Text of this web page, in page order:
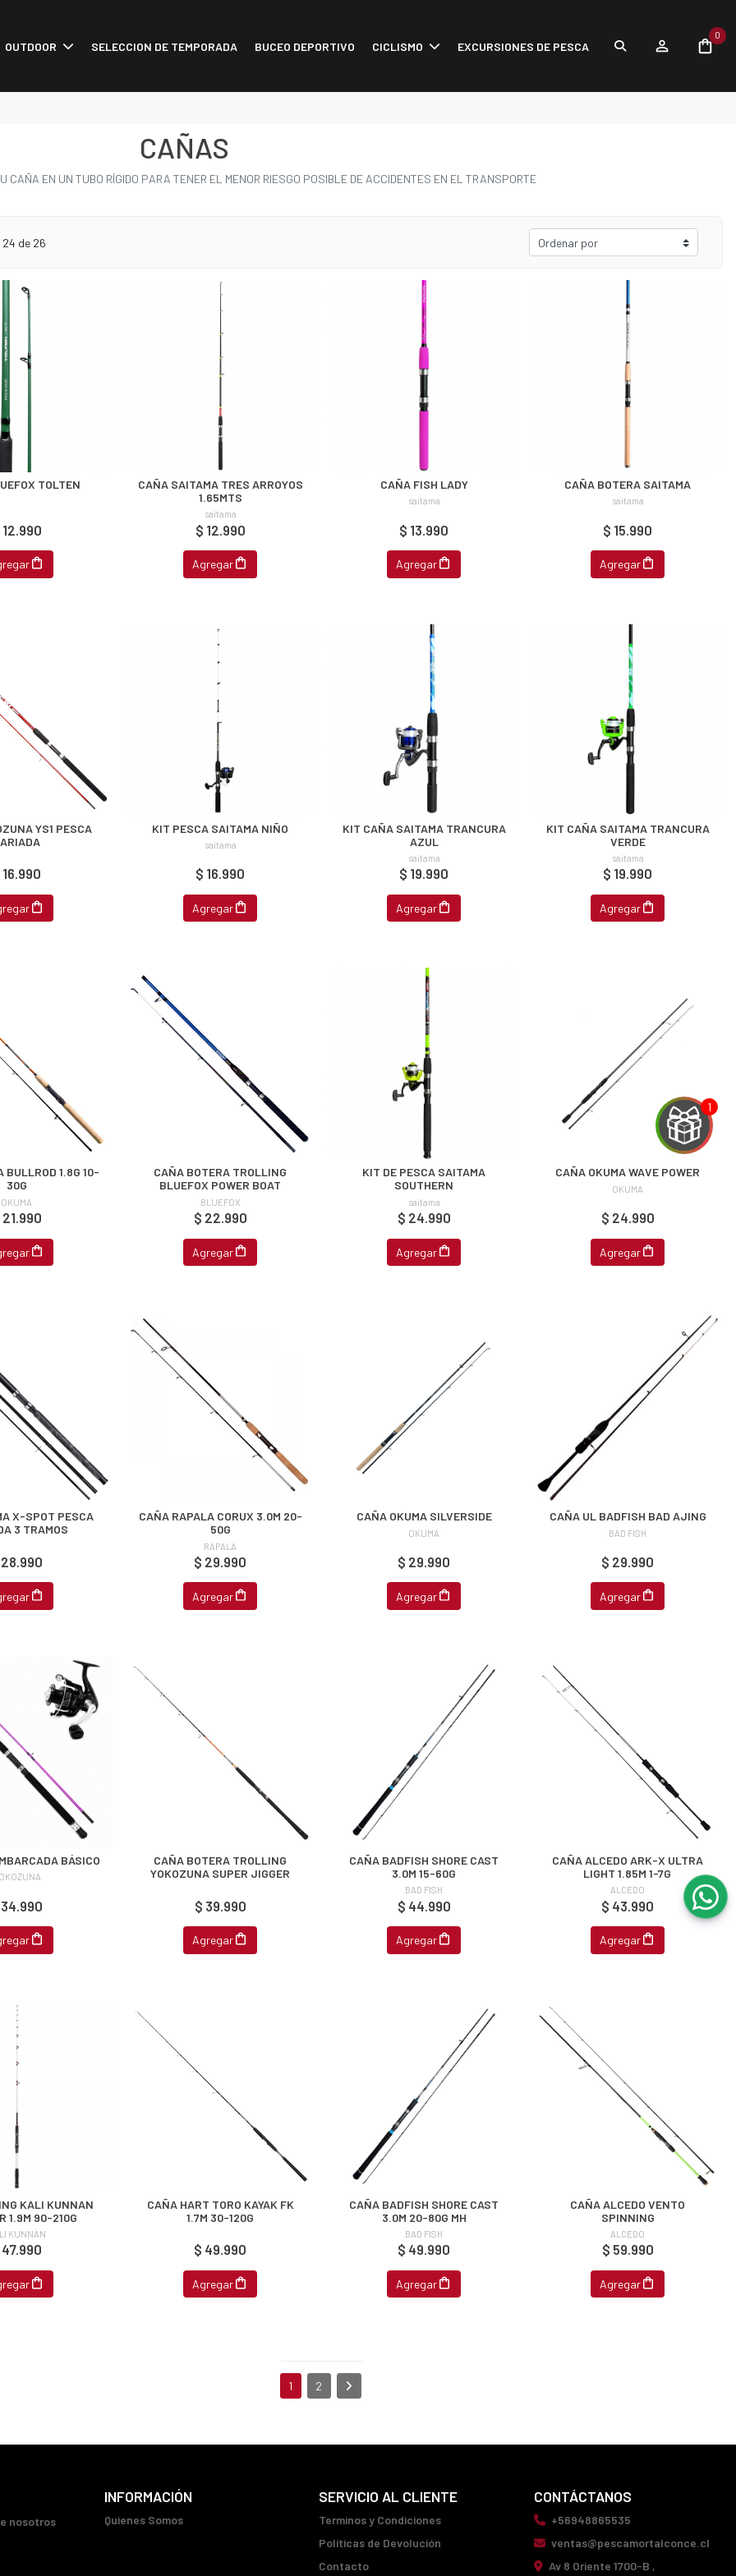
OUTDOOR SELECCION DE TEMPORADA BUCEO DEPORTIVO CICLISMO EXCURSIONES DE PESCA
0
CAÑAS
CAÑA EN UN TUBO RÍGIDO PARA TENER EL MENOR RIESGO POSIBLE DE ACCIDENTES EN EL TRANSPORTE
24 de 26
TOLTEN
12.990
CAÑA SAITAMA TRES ARROYOS
1.65MTS
saitama
$ 12.990
Agregar
CAÑA FISH LADY
saitama
$ 13.990
Agregar
CAÑA BOTERA SAITAMA
saitama
$ 15.990
Agregar
YS1 PESCA
16.990
KIT PESCA SAITAMA NIÑO
saitama
$ 16.990
Agregar
KIT CAÑA SAITAMA TRANCURA
AZUL
saitama
$ 19.990
Agregar
KIT CAÑA SAITAMA TRANCURA
VERDE
saitama
$ 19.990
Agregar
BULLROD 1.8G 10-
30G
OKUMA
21.990
CAÑA BOTERA TROLLING
BLUEFOX POWER BOAT
BLUEFOX
$ 22.990
Agregar
KIT DE PESCA SAITAMA
SOUTHERN
saitama
$ 24.990
Agregar
CAÑA OKUMA WAVE POWER
OKUMA
$ 24.990
Agregar
X-SPOT PESCA
3 TRAMOS
CAÑA RAPALA CORUX 3.0M 20-
50G
RAPALA
$ 29.990
Agregar
CAÑA OKUMA SILVERSIDE
OKUMA
$ 29.990
Agregar
CAÑA UL BADFISH BAD AJING
BAD FISH
$ 29.990
Agregar
BÁSICO
CAÑA BOTERA TROLLING
YOKOZUNA SUPER JIGGER
$ 39.990
Agregar
CAÑA BADFISH SHORE CAST
3.0M 15-60G
BAD FISH
$ 44.990
Agregar
CAÑA ALCEDO ARK-X ULTRA
LIGHT 1.85M 1-7G
ALCEDO
$ 43.990
Agregar
KALI KUNNAN
1.9M 90-210G
KUNNAN
CAÑA HART TORO KAYAK FK
1.7M 30-120G
$ 49.990
Agregar
CAÑA BADFISH SHORE CAST
3.0M 20-80G MH
BAD FISH
$ 49.990
Agregar
CAÑA ALCEDO VENTO
SPINNING
ALCEDO
$ 59.990
Agregar
1 2
nosotros
INFORMACIÓN
Quienes Somos
SERVICIO AL CLIENTE
Terminos y Condiciones
Políticas de Devolución
Contacto
CONTÁCTANOS
+56948865535
ventas@pescamortalconce.cl
Av 8 Oriente 1700-B ,